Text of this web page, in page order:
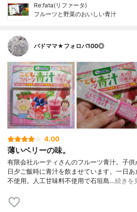
Re:fata(リファータ)
フルーツと野菜のおいしい青汁
バドママ★フォロバ100◎
4.00
薄いベリーの味。
有限会社ルーティさんのフルーツ青汁。子
日夕ご飯時に青汁を飲ませています。一日
不使用。人工甘味料不使用で石垣島…続きを